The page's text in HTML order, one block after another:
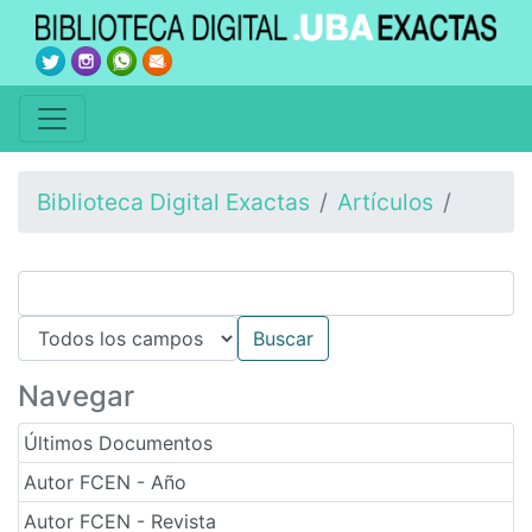
Biblioteca Digital Exactas Artículos
Navegar
Últimos Documentos
Autor FCEN - Año
Autor FCEN - Revista